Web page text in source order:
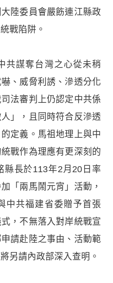
陸委員會嚴飭連江縣政
戰陷阱。
共謀奪台灣之心從未稍
、威脅利誘、滲透分化
法審判上仍認定中共係
」，且同時符合反滲透
定義。馬祖地理上與中
戰作為理應有更深刻的
縣長於113年2月20日率
「兩馬鬧元宵」活動，
中共福建省委贈予首張
，不無落入對岸統戰宣
請赴陸之事由、活動範
另請內政部深入查明。